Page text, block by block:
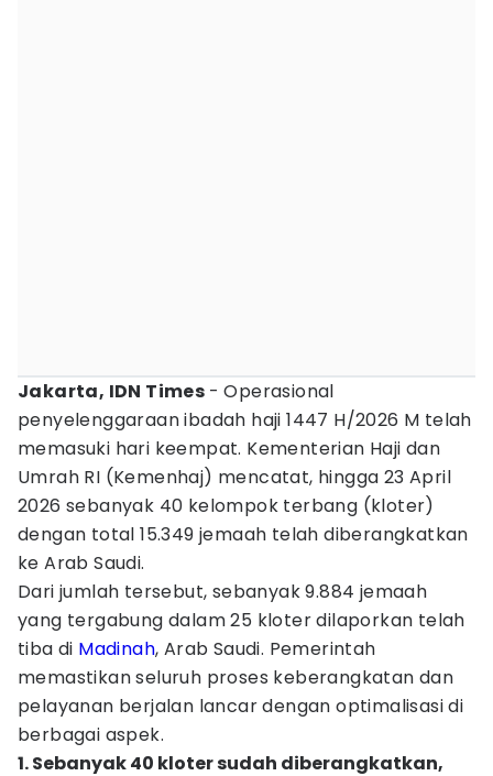
Jakarta, IDN Times - Operasional
penyelenggaraan ibadah haji 1447 H/2026 M telah
memasuki hari keempat. Kementerian Haji dan
Umrah RI (Kemenhaj) mencatat, hingga 23 April
2026 sebanyak 40 kelompok terbang (kloter)
dengan total 15.349 jemaah telah diberangkatkan
ke Arab Saudi.
Dari jumlah tersebut, sebanyak 9.884 jemaah
yang tergabung dalam 25 kloter dilaporkan telah
tiba di Madinah, Arab Saudi. Pemerintah
memastikan seluruh proses keberangkatan dan
pelayanan berjalan lancar dengan optimalisasi di
berbagai aspek.
1. Sebanyak 40 kloter sudah diberangkatkan,